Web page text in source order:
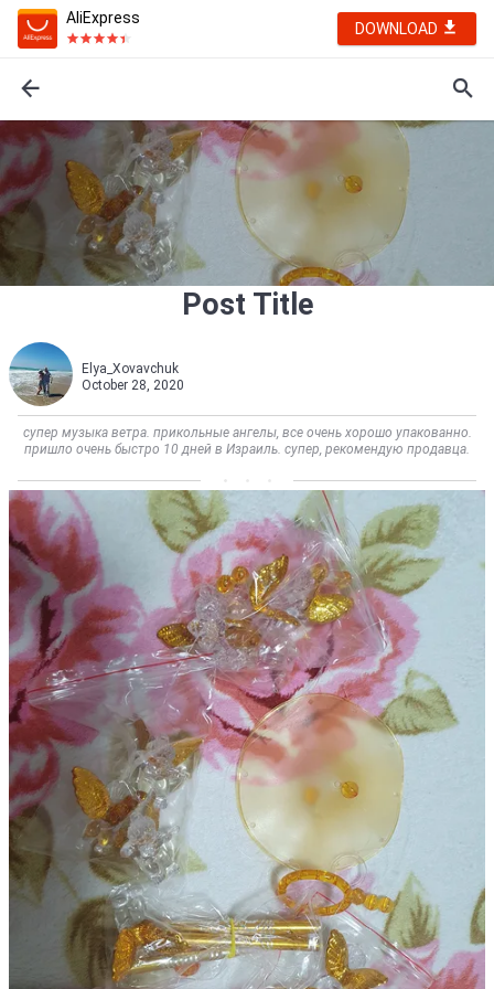
AliExpress
DOWNLOAD
Post Title
Elya_Xovavchuk
October 28, 2020
супер музыка ветра. прикольные ангелы, все очень хорошо упакованно.
пришло очень быстро 10 дней в Израиль. супер, рекомендую продавца.